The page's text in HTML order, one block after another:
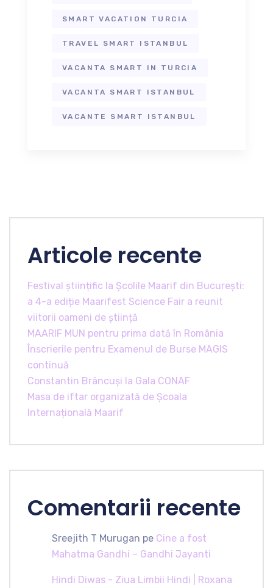
SMART VACATION TURCIA
TRAVEL SMART ISTANBUL
VACANTA SMART IN TURCIA
VACANTA SMART ISTANBUL
VACANTE SMART ISTANBUL
Articole recente
Festival științific la Școlile Maarif din București:
a 4-a ediție Maarifest Science Fair a reunit
viitorii oameni de știință
MAARIF MUN pentru prima dată în România
Înscrierile pentru Examenul de Burse MAGIS
continuă
Constantin Brâncuși la Gala CONAF
Masa de iftar organizată de Școala
Internațională Maarif
Comentarii recente
Sreejith T Murugan pe Cine a fost
Mahatma Gandhi – Gandhi Jayanti
Hindi Diwas - Ziua Limbii Hindi | Roxana